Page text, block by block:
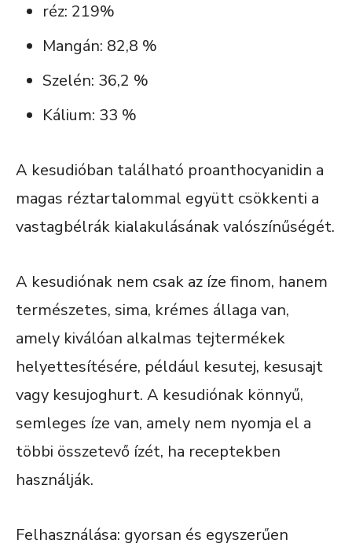
réz: 219%
Mangán: 82,8 %
Szelén: 36,2 %
Kálium: 33 %
A kesudióban található proanthocyanidin a
magas réztartalommal együtt csökkenti a
vastagbélrák kialakulásának valószínűségét.
A kesudiónak nem csak az íze finom, hanem
természetes, sima, krémes állaga van,
amely kiválóan alkalmas tejtermékek
helyettesítésére, például kesutej, kesusajt
vagy kesujoghurt. A kesudiónak könnyű,
semleges íze van, amely nem nyomja el a
többi összetevő ízét, ha receptekben
használják.
Felhasználása: gyorsan és egyszerűen